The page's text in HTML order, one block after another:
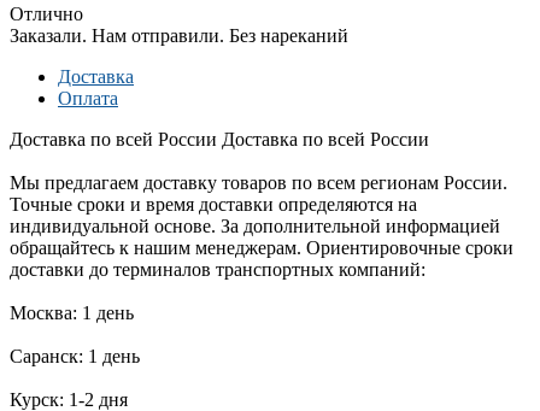
Отлично
Заказали. Нам отправили. Без нареканий
Доставка
Оплата
Доставка по всей России Доставка по всей России
Мы предлагаем доставку товаров по всем регионам России.
Точные сроки и время доставки определяются на
индивидуальной основе. За дополнительной информацией
обращайтесь к нашим менеджерам. Ориентировочные сроки
доставки до терминалов транспортных компаний:
Москва: 1 день
Саранск: 1 день
Курск: 1-2 дня